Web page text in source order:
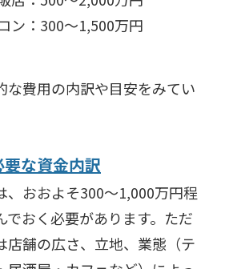
ン：300〜1,500万円
な費用の内訳や目安をみてい
な資金内訳
、おおよそ300～1,000万円程
でおく必要があります。ただ
店舗の広さ、立地、業態（テ